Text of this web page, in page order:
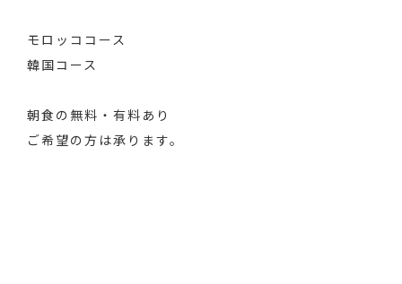
モロッココース
韓国コース
朝食の無料・有料あり
ご希望の方は承ります。